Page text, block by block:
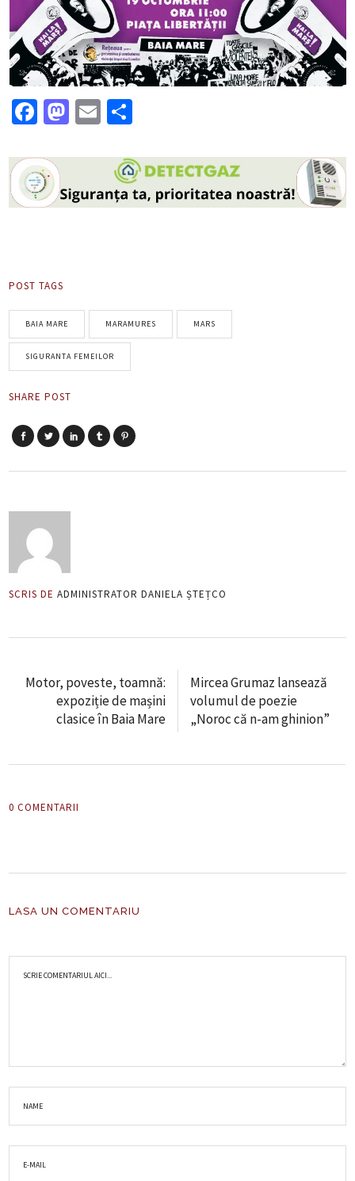
Facebook
Mastodon
Email
POST TAGS
BAIA MARE MARAMURES MARS
SIGURANTA FEMEILOR
SHARE POST
SCRIS DE ADMINISTRATOR DANIELA ȘTEȚCO
Motor, poveste, toamnă:
expoziție de mașini
clasice în Baia Mare
Mircea Grumaz lansează
volumul de poezie
„Noroc că n-am ghinion”
0 COMENTARII
LASA UN COMENTARIU